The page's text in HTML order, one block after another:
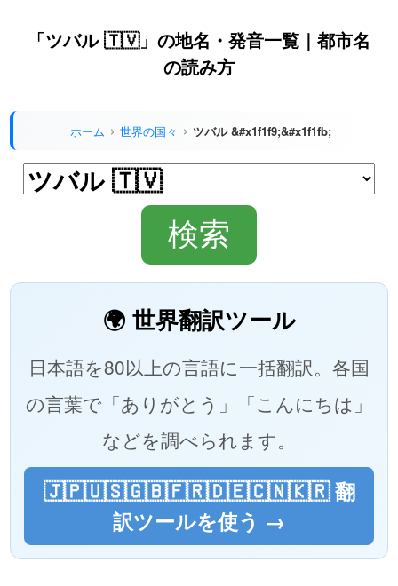
「ツバル 🇹🇻」の地名・発音一覧｜都市名
の読み方
ホーム 世界の国々 ツバル &#x1f1f9;&#x1f1fb;
🌍 世界翻訳ツール
日本語を80以上の言語に一括翻訳。各国
の言葉で「ありがとう」「こんにちは」
などを調べられます。
🇯🇵🇺🇸🇬🇧🇫🇷🇩🇪🇨🇳🇰🇷 翻
訳ツールを使う →